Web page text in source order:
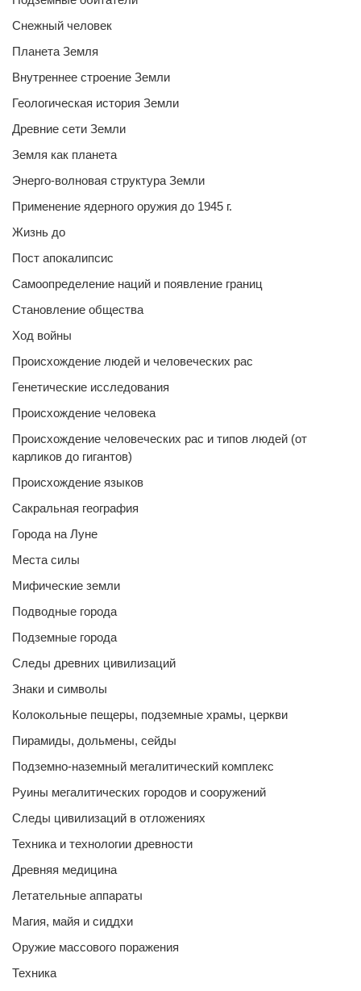
Снежный человек
Планета Земля
Внутреннее строение Земли
Геологическая история Земли
Древние сети Земли
Земля как планета
Энерго-волновая структура Земли
Применение ядерного оружия до 1945 г.
Жизнь до
Пост апокалипсис
Самоопределение наций и появление границ
Становление общества
Ход войны
Происхождение людей и человеческих рас
Генетические исследования
Происхождение человека
Происхождение человеческих рас и типов людей (от
карликов до гигантов)
Происхождение языков
Сакральная география
Города на Луне
Места силы
Мифические земли
Подводные города
Подземные города
Следы древних цивилизаций
Знаки и символы
Колокольные пещеры, подземные храмы, церкви
Пирамиды, дольмены, сейды
Подземно-наземный мегалитический комплекс
Руины мегалитических городов и сооружений
Следы цивилизаций в отложениях
Техника и технологии древности
Древняя медицина
Летательные аппараты
Магия, майя и сиддхи
Оружие массового поражения
Техника